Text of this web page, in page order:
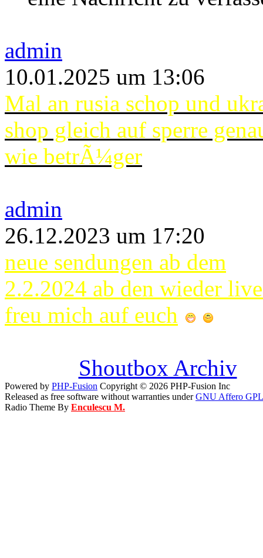
admin
10.01.2025 um 13:06
Mal an rusia schop und
shop gleich auf sperre
wie betrÃ¼ger
admin
26.12.2023 um 17:20
neue sendungen ab dem
2.2.2024 ab den wieder
freu mich auf euch
Shoutbox Archiv
Powered by PHP-Fusion Copyright © 2026 PHP-Fusion Inc
Released as free software without warranties underGNU Affero GPL
Radio Theme By Enculescu M.